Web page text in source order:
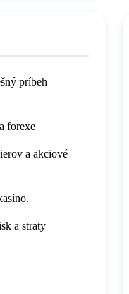
príbeh
forexe
a akciové
a straty